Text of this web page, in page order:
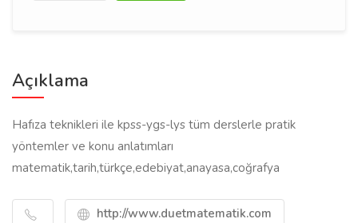
Açıklama
Hafıza teknikleri ile kpss-ygs-lys tüm derslerle pratik
yöntemler ve konu anlatımları
matematik,tarih,türkçe,edebiyat,anayasa,coğrafya
http://www.duetmatematik.com